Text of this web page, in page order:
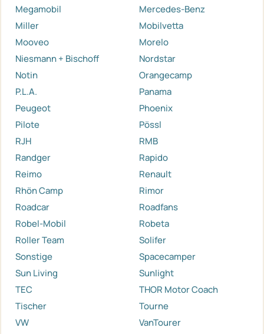
Megamobil
Mercedes-Benz
Miller
Mobilvetta
Mooveo
Morelo
Niesmann + Bischoff
Nordstar
Notin
Orangecamp
P.L.A.
Panama
Peugeot
Phoenix
Pilote
Pössl
RJH
RMB
Randger
Rapido
Reimo
Renault
Rhön Camp
Rimor
Roadcar
Roadfans
Robel-Mobil
Robeta
Roller Team
Solifer
Sonstige
Spacecamper
Sun Living
Sunlight
TEC
THOR Motor Coach
Tischer
Tourne
VW
VanTourer